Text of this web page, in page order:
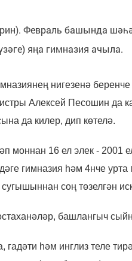
Февраль башында
яңа гимназия ачыла.
нигезенә
Алексей Песошин да
да килер, дип көтелә.
моннан 16 ел элек - 2001
гимназия һәм 4нче
соң төзелгән
башлангыч
гадәти һәм инглиз теле